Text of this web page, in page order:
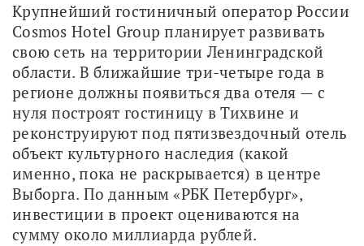
Крупнейший гостиничный оператор России
Cosmos Hotel Group планирует развивать
свою сеть на территории Ленинградской
области. В ближайшие три-четыре года в
регионе должны появиться два отеля — с
нуля построят гостиницу в Тихвине и
реконструируют под пятизвездочный отель
объект культурного наследия (какой
именно, пока не раскрывается) в центре
Выборга. По данным «РБК Петербург»,
инвестиции в проект оцениваются на
сумму около миллиарда рублей.